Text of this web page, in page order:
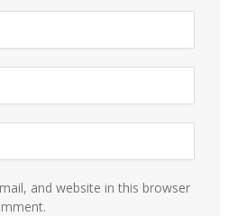
and website in this browser